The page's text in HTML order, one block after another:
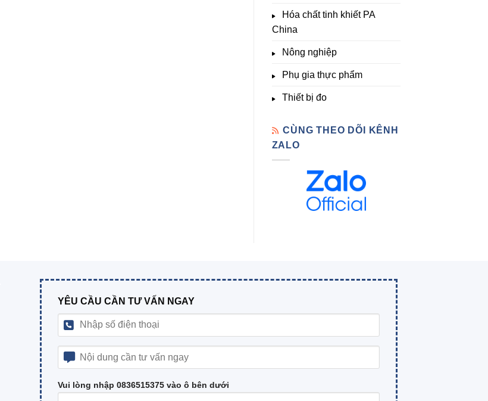
Hóa chất tinh khiết PA
China
Nông nghiệp
Phụ gia thực phẩm
Thiết bị đo
CÙNG THEO DÕI KÊNH
ZALO
YÊU CẦU CẦN TƯ VẤN NGAY
Vui lòng nhập 0836515375 vào ô bên dưới